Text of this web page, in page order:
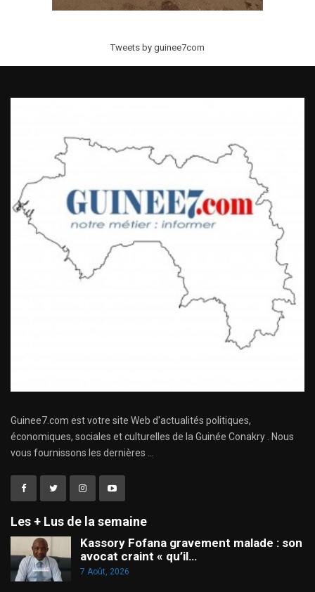
Tweets by guinee7com
Guinee7.com est votre site Web d'actualités politiques,
économiques, sociales et culturelles de la Guinée Conakry . Nous
vous fournissons les dernières ...
Les + Lus de la semaine
Kassory Fofana gravement malade : son
avocat craint « qu’il…
7 Août, 2026